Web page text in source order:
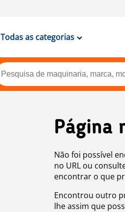
Todas as categorias
Página
Não foi possível
no URL ou
encontrar o que
Encontrou outro
lhe assim que